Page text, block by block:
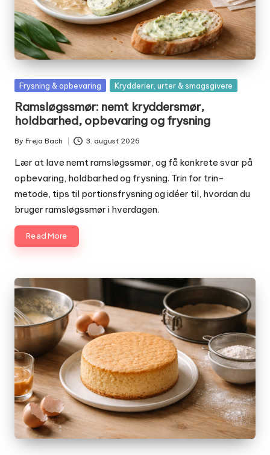
Posted
Frysning & opbevaring Krydderier, urter & smagsgivere
Ramsløgssmør: nemt kryddersmør,
holdbarhed, opbevaring og frysning
Posted
by
By Freja Bach 3. august 2026
Lær at lave nemt ramsløgssmør, og få konkrete svar på
opbevaring, holdbarhed og frysning. Trin for trin-
metode, tips til portionsfrysning og idéer til, hvordan du
bruger ramsløgssmør i hverdagen.
Read More